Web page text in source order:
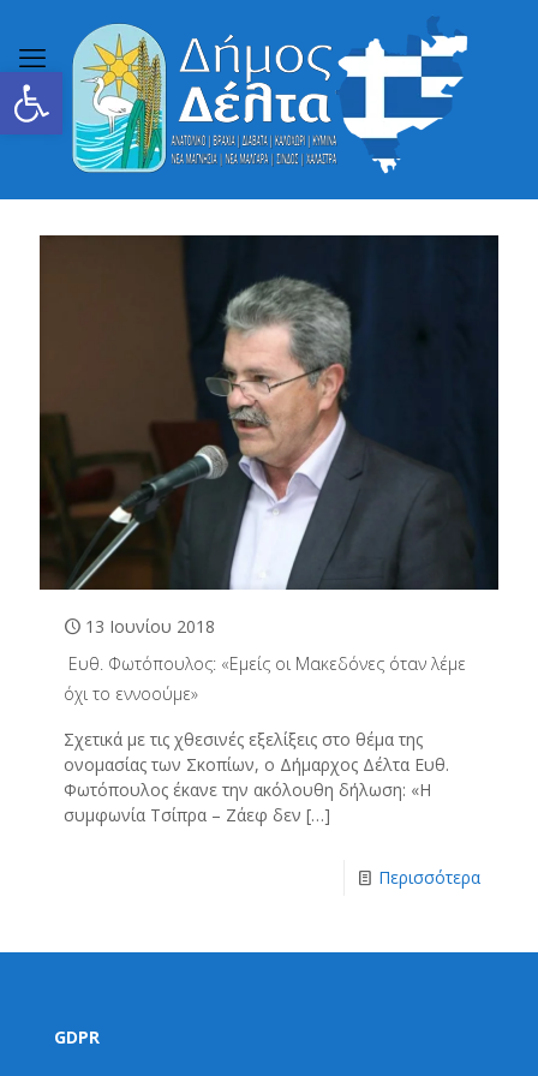
Ανοίξτε τη γραμμή εργαλείων
13 Ιουνίου 2018
Ευθ. Φωτόπουλος: «Εμείς οι Μακεδόνες όταν λέμε
όχι το εννοούμε»
Σχετικά με τις χθεσινές εξελίξεις στο θέμα της
ονομασίας των Σκοπίων, ο Δήμαρχος Δέλτα Ευθ.
Φωτόπουλος έκανε την ακόλουθη δήλωση: «Η
συμφωνία Τσίπρα – Ζάεφ δεν […]
Περισσότερα
GDPR